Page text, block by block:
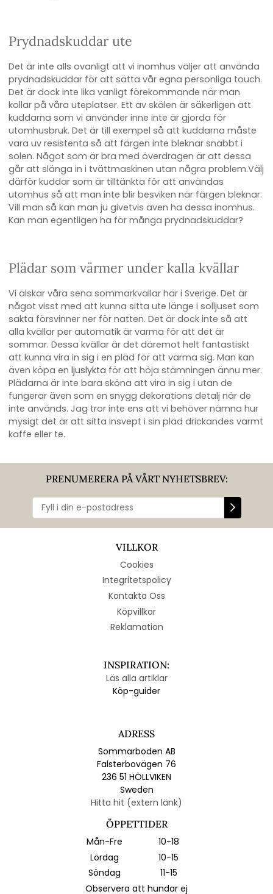
Prydnadskuddar ute
Det är inte alls ovanligt att vi inomhus väljer att använda
prydnadskuddar för att sätta vår egna personliga touch.
Det är dock inte lika vanligt förekommande när man
kollar på våra uteplatser. Ett av skälen är säkerligen att
kuddarna som vi använder inne inte är gjorda för
utomhusbruk. Det är till exempel så att kuddarna måste
vara uv resistenta så att färgen inte bleknar snabbt i
solen. Något som är bra med överdragen är att dessa
går att slänga in i tvättmaskinen utan några problem.Välj
därför kuddar som är tilltänkta för att användas
utomhus så att man inte blir besviken när färgen bleknar.
Vill man så kan man ju givetvis även ha dessa inomhus.
Kan man egentligen ha för många prydnadskuddar?
Plädar som värmer under kalla kvällar
Vi älskar våra sena sommarkvällar här i Sverige. Det är
något visst med att kunna sitta ute länge i solljuset som
sakta försvinner ner för natten. Det är dock inte så att
alla kvällar per automatik är varma för att det är
sommar. Dessa kvällar är det däremot helt fantastiskt
att kunna vira in sig i en pläd för att värma sig. Man kan
även köpa en ljuslykta för att höja stämningen ännu mer.
Plädarna är inte bara sköna att vira in sig i utan de
fungerar även som en snygg dekorations detalj när de
inte används. Jag tror inte ens att vi behöver nämna hur
mysigt det är att sitta insvept i sin pläd drickandes varmt
kaffe eller te.
PRENUMERERA PÅ VÅRT NYHETSBREV:
VILLKOR
Cookies
Integritetspolicy
Kontakta Oss
Köpvillkor
Reklamation
INSPIRATION:
Läs alla artiklar
Köp-guider
ADRESS
Sommarboden AB
Falsterbovägen 76
236 51 HÖLLVIKEN
Sweden
Hitta hit (extern länk)
ÖPPETTIDER
Mån-Fre
10-18
Lördag
10-15
Söndag
11-15
Observera att hundar ej